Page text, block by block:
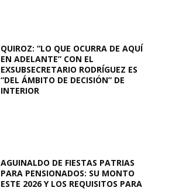
QUIROZ: “LO QUE OCURRA DE AQUÍ
EN ADELANTE” CON EL
EXSUBSECRETARIO RODRÍGUEZ ES
“DEL ÁMBITO DE DECISIÓN” DE
INTERIOR
AGUINALDO DE FIESTAS PATRIAS
PARA PENSIONADOS: SU MONTO
ESTE 2026 Y LOS REQUISITOS PARA